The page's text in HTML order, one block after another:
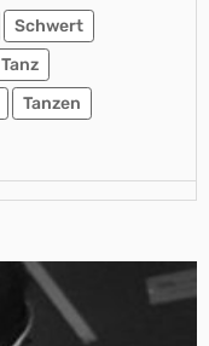
Schwert
Tanz
Tanzen